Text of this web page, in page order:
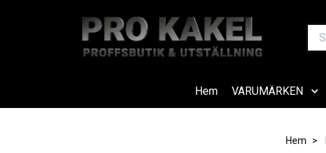
Hem VARUMÄRKEN
Hem